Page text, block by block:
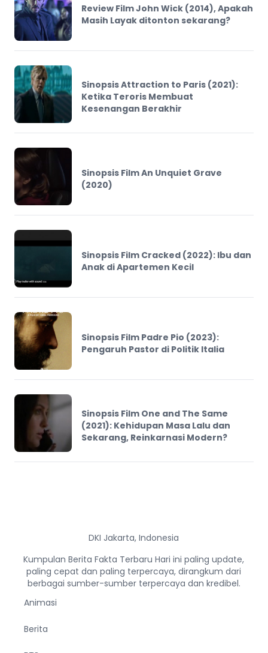
Review Film John Wick (2014), Apakah
Masih Layak ditonton sekarang?
Sinopsis Attraction to Paris (2021):
Ketika Teroris Membuat
Kesenangan Berakhir
Sinopsis Film An Unquiet Grave
(2020)
Sinopsis Film Cracked (2022): Ibu dan
Anak di Apartemen Kecil
Sinopsis Film Padre Pio (2023):
Pengaruh Pastor di Politik Italia
Sinopsis Film One and The Same
(2021): Kehidupan Masa Lalu dan
Sekarang, Reinkarnasi Modern?
DKI Jakarta, Indonesia
Kumpulan Berita Fakta Terbaru Hari ini paling update,
paling cepat dan paling terpercaya, dirangkum dari
berbagai sumber-sumber terpercaya dan kredibel.
Animasi
Berita